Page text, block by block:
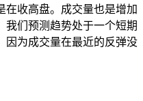
在收高盘。成交量也是增加
我们预测趋势处于一个短期
因为成交量在最近的反弹没